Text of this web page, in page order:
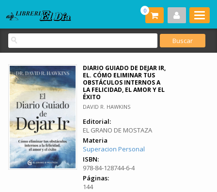
0
DIARIO GUIADO DE DEJAR IR,
EL. CÓMO ELIMINAR TUS
OBSTÁCULOS INTERNOS A
LA FELICIDAD, EL AMOR Y EL
ÉXITO
DAVID R. HAWKINS
Editorial:
EL GRANO DE MOSTAZA
Materia
Superacion Personal
ISBN:
978-84-128744-6-4
Páginas:
144